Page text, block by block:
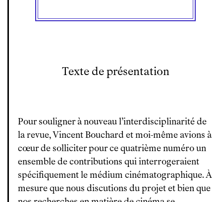
Texte de présentation
Pour souligner à nouveau l’interdisciplinarité de
la revue, Vincent Bouchard et moi-même avions à
cœur de solliciter pour ce quatrième numéro un
ensemble de contributions qui interrogeraient
spécifiquement le médium cinématographique. À
mesure que nous discutions du projet et bien que